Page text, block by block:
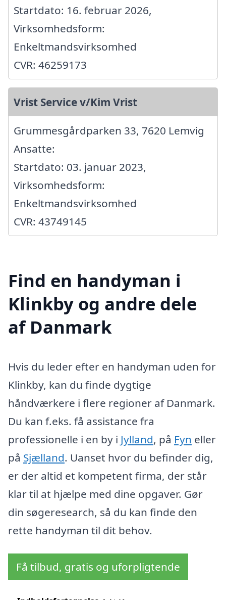
Startdato: 16. februar 2026,
Virksomhedsform:
Enkeltmandsvirksomhed
CVR: 46259173
Vrist Service v/Kim Vrist
Grummesgårdparken 33, 7620 Lemvig
Ansatte:
Startdato: 03. januar 2023,
Virksomhedsform:
Enkeltmandsvirksomhed
CVR: 43749145
Find en handyman i
Klinkby og andre dele
af Danmark
Hvis du leder efter en handyman uden for
Klinkby, kan du finde dygtige
håndværkere i flere regioner af Danmark.
Du kan f.eks. få assistance fra
professionelle i en by i Jylland, på Fyn eller
på Sjælland. Uanset hvor du befinder dig,
er der altid et kompetent firma, der står
klar til at hjælpe med dine opgaver. Gør
din søgeresearch, så du kan finde den
rette handyman til dit behov.
Få tilbud, gratis og uforpligtende